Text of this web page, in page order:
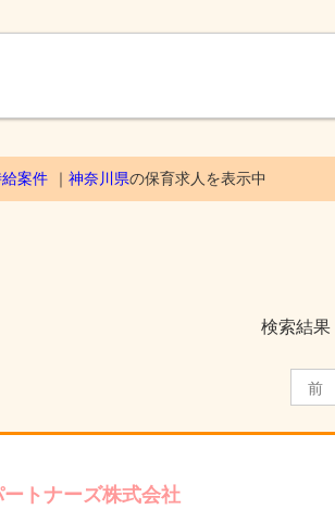
案件 神奈川県の保育求人を表示中
検索結果
前
トナーズ株式会社